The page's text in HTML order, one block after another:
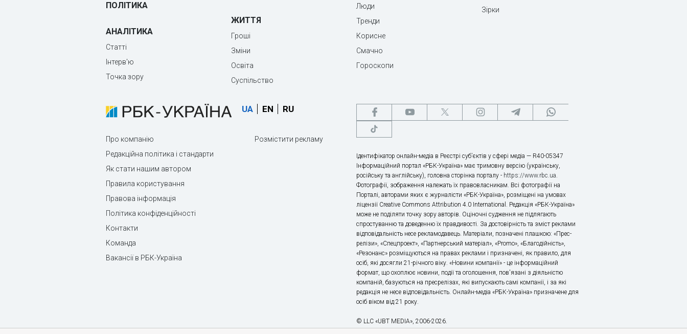
ПОЛІТИКА
АНАЛІТИКА
Статті
Інтерв'ю
Точка зору
ЖИТТЯ
Гроші
Зміни
Освіта
Суспільство
Люди
Тренди
Корисне
Смачно
Гороскопи
Зірки
UA EN RU
Про компанію
Редакційна політика і стандарти
Як стати нашим автором
Правила користування
Правова інформація
Політика конфіденційності
Контакти
Команда
Вакансії в РБК-Україна
Розмістити рекламу
Ідентифікатор онлайн-медіа в Реєстрі суб’єктів у сфері медіа — R40-05347
Інформаційний портал «РБК-Україна» має тримовну версію (українську,
російську та англійську), головна сторінка порталу - https://www.rbc.ua.
Фотографії, зображення належать їх правовласникам. Всі фотографії на
Порталі, авторами яких є журналісти «РБК-Україна», розміщені на умовах
ліцензії Creative Commons Attribution 4.0 International. Редакція «РБК-Україна»
може не поділяти точку зору авторів. Оціночні судження не підлягають
спростуванню та доведенню їх правдивості. За достовірність та зміст реклами
відповідальність несе рекламодавець. Матеріали, позначені плашкою: «Прес-
релізи», «Спецпроект», «Партнерський матеріал», «Promo», «Благодійність»,
«Резонанс» розміщуються на правах реклами і призначені, як правило, для
осіб, які досягли 21-річного віку. «Новини компанії» - це інформаційний
формат, що охоплює новини, події та оголошення, пов'язані з діяльністю
компаній, базуються на пресрелізах, які випускають самі компанії, і за які
редакція не несе відповідальність. Онлайн-медіа «РБК-Україна» призначене для
осіб віком від 21 року.
© LLC «UBT MEDIA», 2006-2026.